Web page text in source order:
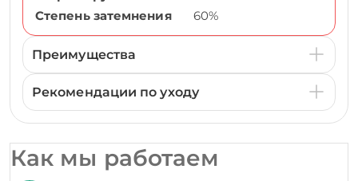
Степень затемнения
60%
Преимущества
Рекомендации по уходу
Как мы работаем